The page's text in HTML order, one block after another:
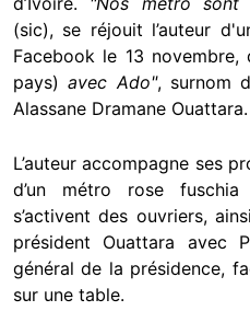
(sic), se réjouit l’auteur
Facebook le 13 novembre,
pays)avec Ado", surnom
Alassane Dramane Ouattara.
L’auteur accompagne ses
d’un métro rose
s’activent des ouvriers,
président Ouattara avec
général de la présidence,
sur une table.